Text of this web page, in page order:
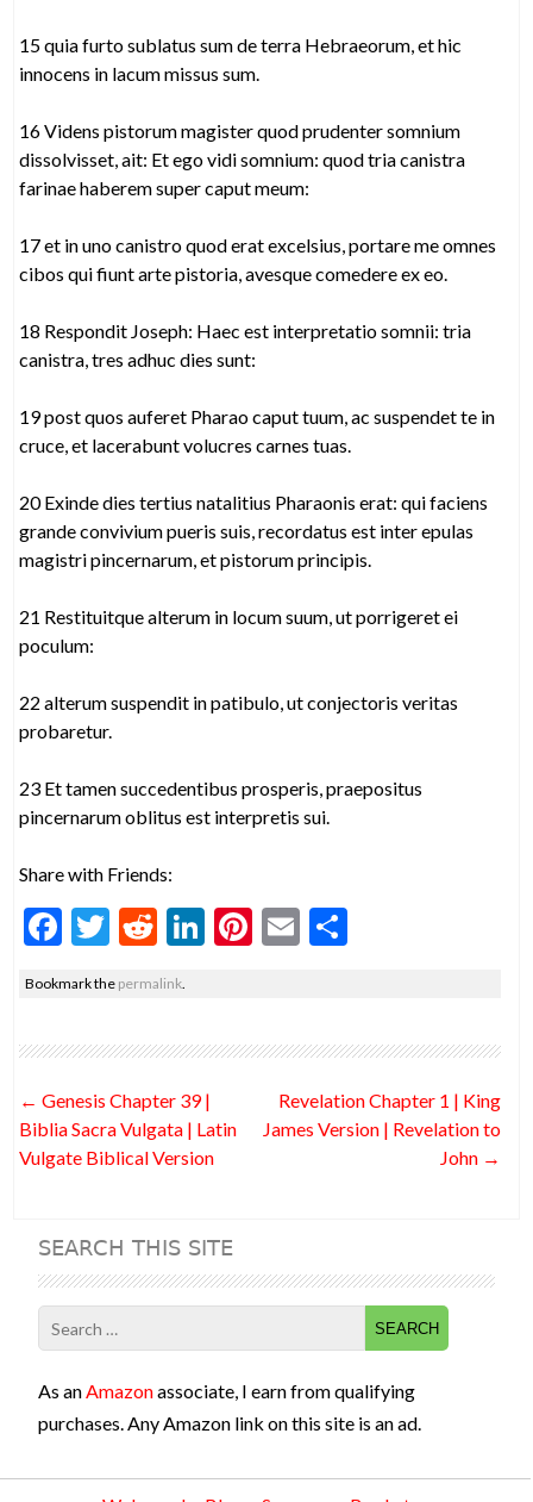
15 quia furto sublatus sum de terra Hebraeorum, et hic
innocens in lacum missus sum.
16 Videns pistorum magister quod prudenter somnium
dissolvisset, ait: Et ego vidi somnium: quod tria canistra
farinae haberem super caput meum:
17 et in uno canistro quod erat excelsius, portare me omnes
cibos qui fiunt arte pistoria, avesque comedere ex eo.
18 Respondit Joseph: Haec est interpretatio somnii: tria
canistra, tres adhuc dies sunt:
19 post quos auferet Pharao caput tuum, ac suspendet te in
cruce, et lacerabunt volucres carnes tuas.
20 Exinde dies tertius natalitius Pharaonis erat: qui faciens
grande convivium pueris suis, recordatus est inter epulas
magistri pincernarum, et pistorum principis.
21 Restituitque alterum in locum suum, ut porrigeret ei
poculum:
22 alterum suspendit in patibulo, ut conjectoris veritas
probaretur.
23 Et tamen succedentibus prosperis, praepositus
pincernarum oblitus est interpretis sui.
Share with Friends:
F
e
b
o
k
T
itt
er
R
d
di
Li
dI
Pi
es
E
l
e
Bookmark the permalink.
Post
navigation
← Genesis Chapter 39 |
Biblia Sacra Vulgata | Latin
Vulgate Biblical Version
Revelation Chapter 1 | King
James Version | Revelation to
John →
SEARCH THIS SITE
Search
for:
As anAmazonassociate, I earn from qualifying
purchases. Any Amazon link on this site is an ad.